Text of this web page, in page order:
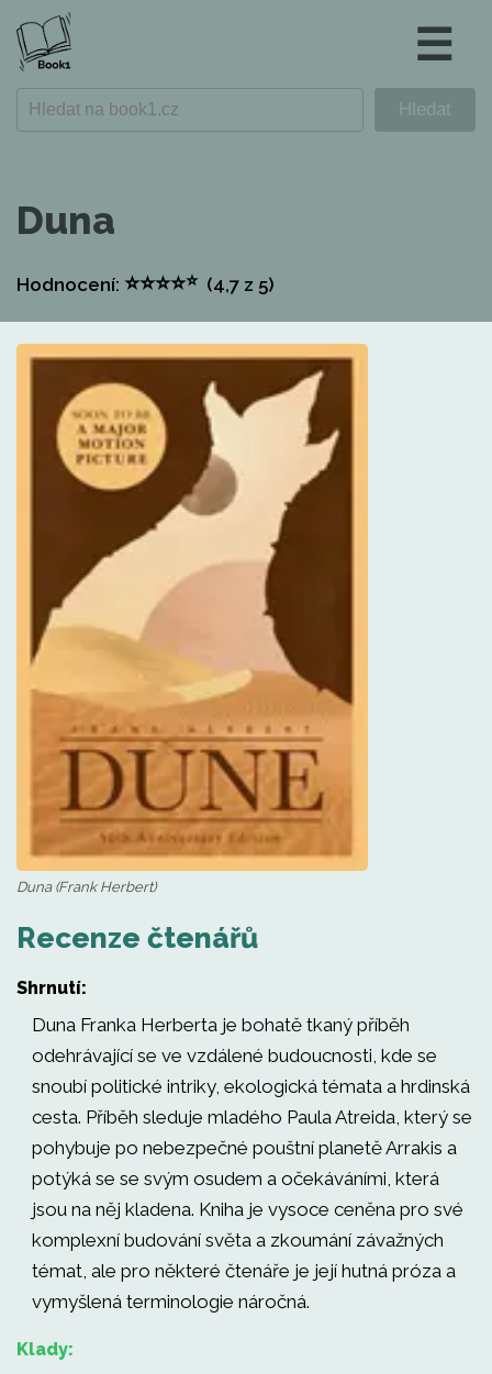
☰
Duna
Hodnocení: ⭐⭐⭐⭐⭐(4,7 z 5)
Duna (Frank Herbert)
Recenze čtenářů
Shrnutí:
Duna Franka Herberta je bohatě tkaný příběh
odehrávající se ve vzdálené budoucnosti, kde se
snoubí politické intriky, ekologická témata a hrdinská
cesta. Příběh sleduje mladého Paula Atreida, který se
pohybuje po nebezpečné pouštní planetě Arrakis a
potýká se se svým osudem a očekáváními, která
jsou na něj kladena. Kniha je vysoce ceněna pro své
komplexní budování světa a zkoumání závažných
témat, ale pro některé čtenáře je její hutná próza a
vymyšlená terminologie náročná.
Klady: